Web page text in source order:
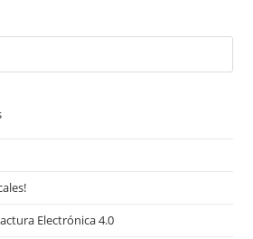
Electrónica 4.0